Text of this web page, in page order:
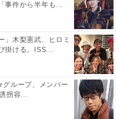
事件から半年も...
」木梨憲武、ヒロミ
掛ける。ISS...
ループ、メンバー
拐容...